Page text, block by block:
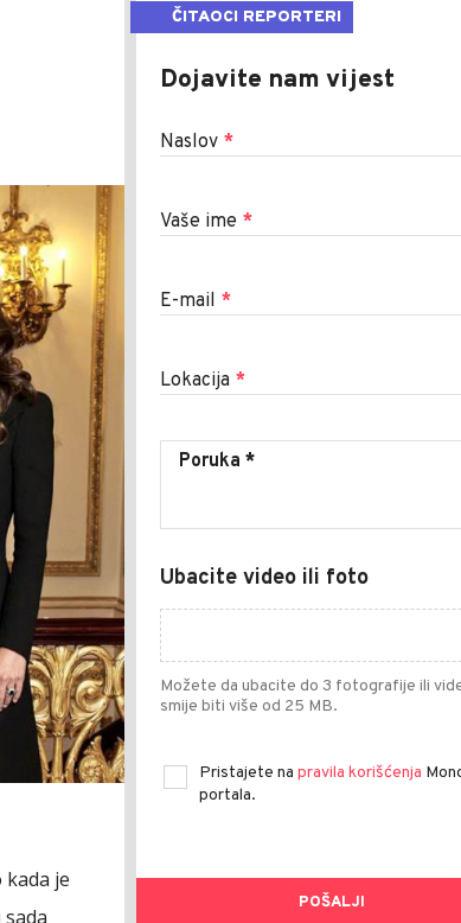
je
ČITAOCI REPORTERI
Dojavite nam vijest
Naslov *
Vaše ime *
E-mail *
Lokacija *
Ubacite video ili foto
Možete da ubacite do 3 fotografije ili
smije biti više od 25 MB.
Pristajete na pravila korišćenja
portala.
POŠALJI